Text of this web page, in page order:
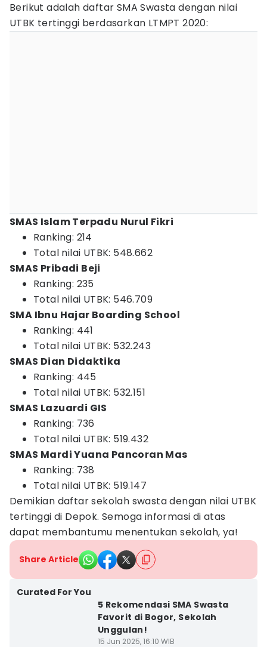
Berikut adalah daftar SMA Swasta dengan nilai
UTBK tertinggi berdasarkan LTMPT 2020:
SMAS Islam Terpadu Nurul Fikri
Ranking: 214
Total nilai UTBK: 548.662
SMAS Pribadi Beji
Ranking: 235
Total nilai UTBK: 546.709
SMA Ibnu Hajar Boarding School
Ranking: 441
Total nilai UTBK: 532.243
SMAS Dian Didaktika
Ranking: 445
Total nilai UTBK: 532.151
SMAS Lazuardi GIS
Ranking: 736
Total nilai UTBK: 519.432
SMAS Mardi Yuana Pancoran Mas
Ranking: 738
Total nilai UTBK: 519.147
Demikian daftar sekolah swasta dengan nilai UTBK
tertinggi di Depok. Semoga informasi di atas
dapat membantumu menentukan sekolah, ya!
Share Article
Curated For You
5 Rekomendasi SMA Swasta
Favorit di Bogor, Sekolah
Unggulan!
15 Jun 2025, 16:10 WIB